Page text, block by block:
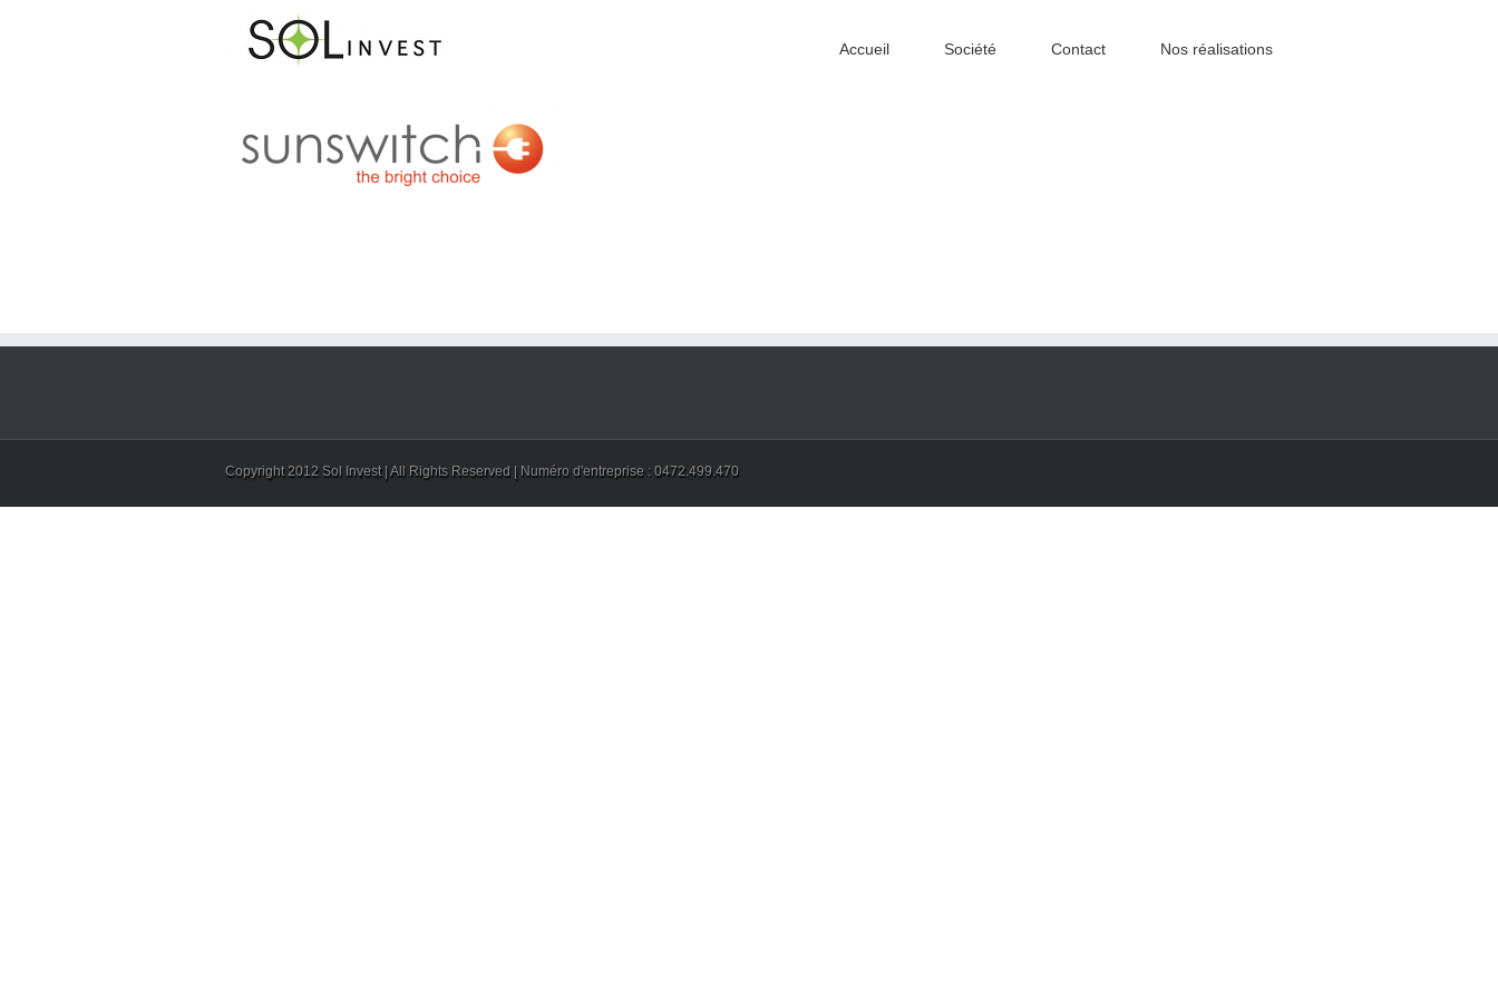
Accueil Société Contact Nos réalisations
Copyright 2012 Sol Invest | All Rights Reserved | Numéro d'entreprise : 0472.499.470